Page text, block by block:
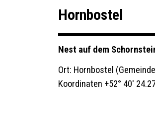
Hornbostel
Nest auf dem
Ort: Hornbostel
Koordinaten +52° 40'